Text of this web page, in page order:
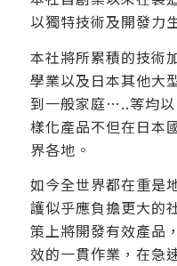
以獨特技術及開發力
本社將所累積的技術
學業以及日本其他大
到一般家庭…..等均
樣化產品不但在日本
界各地。
如今全世界都在重是
護似乎應負擔更大的
策上將開發有效產品
效的一貫作業，在急